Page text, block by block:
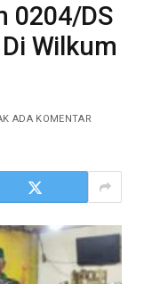
0204/DS
Wilkum
ADA KOMENTAR